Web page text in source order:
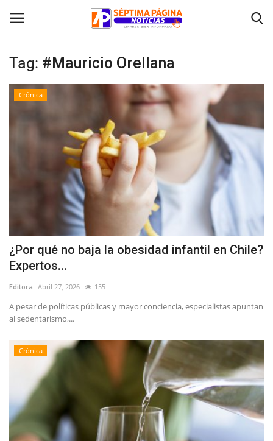
Inicio
Política
Espectáculos
Tag: #Mauricio Orellana
Crónica
¿Por qué no baja la obesidad infantil en Chile?
Expertos...
Editora Abril 27, 2026 155
A pesar de políticas públicas y mayor conciencia, especialistas apuntan
al sedentarismo,...
Crónica